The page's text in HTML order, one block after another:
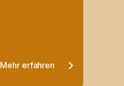
Mehr erfahren